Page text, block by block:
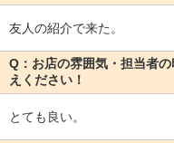
友人の紹介で来た。
Q：お店の雰囲気・担当者
えください！
とても良い。